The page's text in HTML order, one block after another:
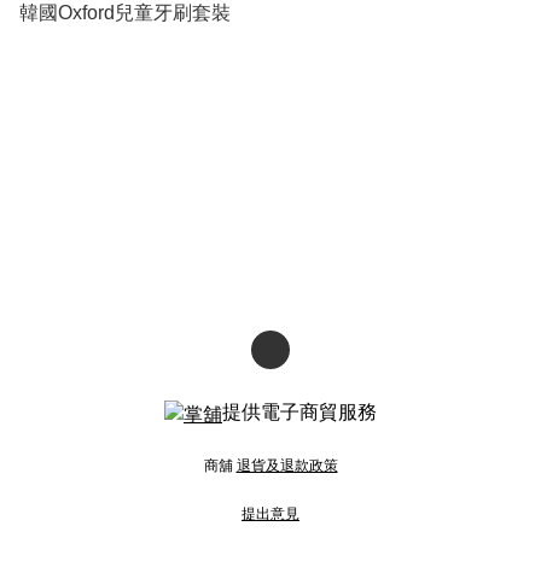
韓國Oxford兒童牙刷套裝
提供電子商貿服務
商舖 退貨及退款政策
提出意見